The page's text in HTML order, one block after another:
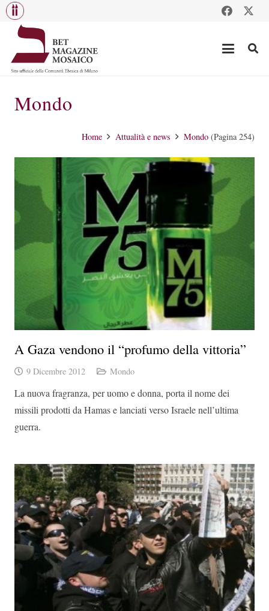
Mondo
Home Attualità e news Mondo (Pagina 254)
A Gaza vendono il “profumo della vittoria”
9 Dicembre 2012 Mondo
La nuova fragranza, per uomo e donna, porta il nome dei
missili prodotti da Hamas e lanciati verso Israele nell’ultima
guerra.